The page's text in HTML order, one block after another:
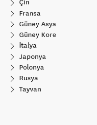
Çin
Fransa
Güney Asya
Güney Kore
İtalya
Japonya
Polonya
Rusya
Tayvan